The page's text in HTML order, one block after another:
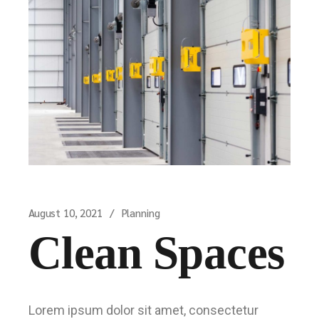
August 10, 2021 Planning
Clean Spaces
Lorem ipsum dolor sit amet, consectetur